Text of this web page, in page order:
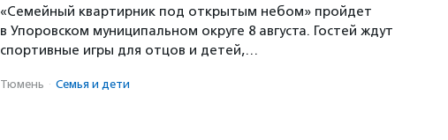
«Семейный квартирник под открытым небом» пройдет
в Упоровском муниципальном округе 8 августа. Гостей ждут
спортивные игры для отцов и детей,…
Тюмень · Семья и дети